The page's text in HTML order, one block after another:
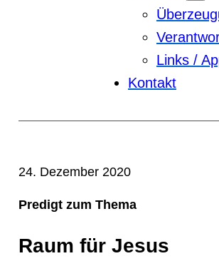
Links /
Kontakt
24. Dezember 2020
Predigt zum Thema
Raum für Jesus